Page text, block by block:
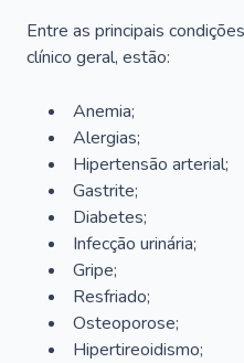
Entre as principais
clínico geral, estão:
Anemia;
Alergias;
Hipertensão arterial;
Gastrite;
Diabetes;
Infecção urinária;
Gripe;
Resfriado;
Osteoporose;
Hipertireoidismo;